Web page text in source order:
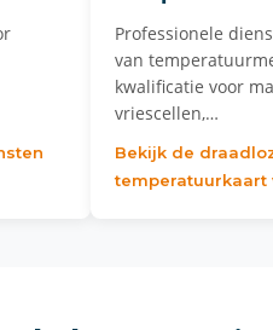
Professionele
van
kwalificatie voor
vriescellen,…
Bekijk de
temperatuurkaart